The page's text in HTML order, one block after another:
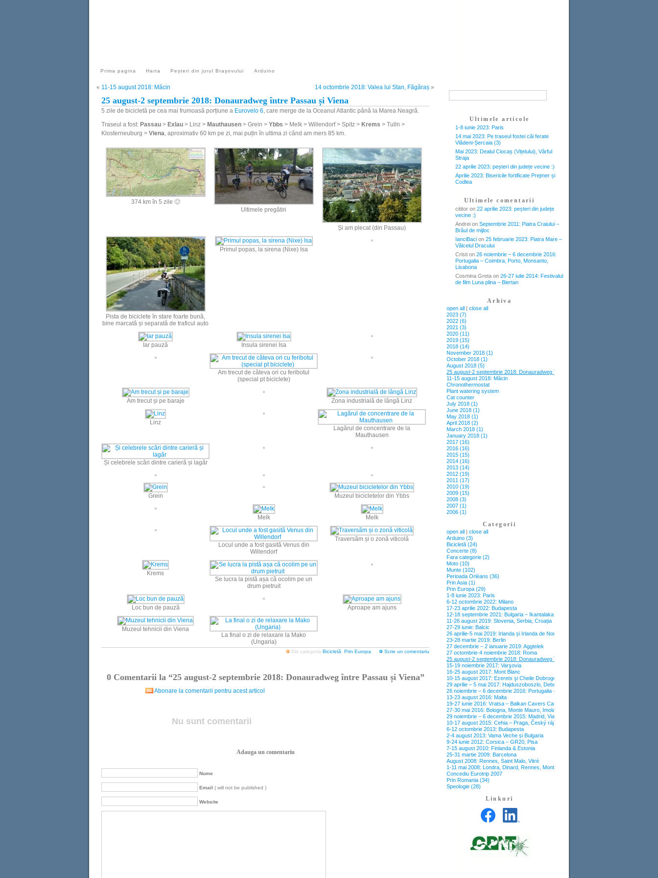
Prima pagina Harta Peșteri din jurul Brașovului Arduino
« 11-15 august 2018: Măcin 14 octombrie 2018: Valea lui Stan, Făgăraș »
25 august-2 septembrie 2018: Donauradweg între Passau și Viena
5 zile de bicicletă pe cea mai frumoasă porțiune a Eurovelo 6, care merge de la Oceanul Atlantic până la Marea Neagră.
Traseul a fost: Passau > Exlau > Linz > Mauthausen > Grein > Ybbs > Melk > Willendorf > Spitz > Krems > Tulln >
Klosterneuburg > Viena, aproximativ 60 km pe zi, mai puțin în ultima zi când am mers 85 km.
374 km în 5 zile 🙂
Ultimele pregătiri
Și am plecat (din Passau)
Pista de biciclete în stare foarte bună,
bine marcată și separată de traficul auto
Primul popas, la sirena (Nixe) Isa
Iar pauză Insula sirenei Isa
Am trecut de câteva ori cu feribotul
(special pt biciclete)
Am trecut și pe baraje Zona industrială de lângă Linz
Linz
Lagărul de concentrare de la
Mauthausen
Și celebrele scări dintre carieră și lagăr
Grein Muzeul bicicletelor din Ybbs
Melk Melk
Locul unde a fost gasită Venus din
Willendorf
Traversăm și o zonă viticolă
Krems
Se lucra la pistă așa că ocolim pe un
drum pietruit
Loc bun de pauză Aproape am ajuns
Muzeul tehnicii din Viena
La final o zi de relaxare la Mako
(Ungaria)
Din categoria Bicicletă Prin Europa Scrie un comentariu
0Comentarii la “25 august-2 septembrie 2018: Donauradweg între Passau și Viena”
Abonare la comentarii pentru acest articol
Nu sunt comentarii
Adauga un comentariu
Nume
Email ( will not be published )
Website
Ultimele articole
1-8 iunie 2023: Paris
14 mai 2023: Pe traseul fostei căi ferate
Vlădeni-Șercaia (3)
Mai 2023: Dealul Ciocaș (Vițelului), Vârful
Straja
22 aprilie 2023: peșteri din județe vecine :)
Aprilie 2023: Bisericile fortificate Prejmer și
Codlea
Ultimele comentarii
cititor on 22 aprilie 2023: peșteri din județe
vecine :)
Andrei on Septembrie 2011: Piatra Craiului –
Brâul de mijloc
IanciBaci on 25 februarie 2023: Piatra Mare –
Vâlcelul Dracului
Cristi on 26 noiembrie – 6 decembrie 2016:
Portugalia – Coimbra, Porto, Monsanto,
Lisabona
Cosmina Greta on 26-27 iulie 2014: Festivalul
de film Luna plina – Biertan
Arhiva
open all | close all
2023 (7)
2022 (6)
2021 (3)
2020 (11)
2019 (15)
2018 (14)
November 2018 (1)
October 2018 (1)
August 2018 (5)
25 august-2 septembrie 2018: Donauradweg între Passau și Viena
11-15 august 2018: Măcin
Chronothermostat
Plant watering system
Cat counter
July 2018 (1)
June 2018 (1)
May 2018 (1)
April 2018 (2)
March 2018 (1)
January 2018 (1)
2017 (16)
2016 (16)
2015 (15)
2014 (16)
2013 (14)
2012 (19)
2011 (17)
2010 (19)
2009 (15)
2008 (3)
2007 (1)
2006 (1)
Categorii
open all | close all
Arduino (3)
Bicicletă (24)
Concerte (8)
Fara categorie (2)
Moto (10)
Munte (102)
Perioada Orléans (36)
Prin Asia (1)
Prin Europa (29)
1-8 iunie 2023: Paris
6-12 octombrie 2022: Milano
17-23 aprilie 2022: Budapesta
12-18 septembrie 2021: Bulgaria – Ikantalaka
11-26 august 2019: Slovenia, Serbia, Croația
27-29 iunie: Balcic
26 aprilie-5 mai 2019: Irlanda și Irlanda de Nord
23-28 martie 2019: Berlin
27 decembrie – 2 ianuarie 2019: Aggtelek
27 octombrie-4 noiembrie 2018: Roma
25 august-2 septembrie 2018: Donauradweg între Passau și Viena
15-19 noiembrie 2017: Varşovia
16-25 august 2017: Mont Blanc
10-15 august 2017: Ezerets şi Cheile Dobrogei
29 aprilie – 5 mai 2017: Hajduszoboszlo, Debrecen
26 noiembrie – 6 decembrie 2016: Portugalia – Coimbra, Porto, Monsanto, Lisabona
13-23 august 2016: Malta
19-27 iunie 2016: Vratsa – Balkan Cavers Camp
27-30 mai 2016: Bologna, Monte Mauro, Imola și San Marino
29 noiembrie – 6 decembrie 2015: Madrid, Via Verde del Tajuna, Toledo, La Pedriza
10-17 august 2015: Cehia – Praga, Český ráj, Karlovy Vary
6-12 octombrie 2013: Budapesta
2-4 august 2013: Vama Veche și Bulgaria
9-24 iunie 2012: Corsica – GR20, Pisa
7-15 august 2010: Finlanda & Estonia
25-31 martie 2009: Barcelona
August 2008: Rennes, Saint Malo, Vitré
1-11 mai 2008: Londra, Dinard, Rennes, Mont St. Michel
Concediu Eurotrip 2007
Prin Romania (34)
Speologie (28)
Linkuri